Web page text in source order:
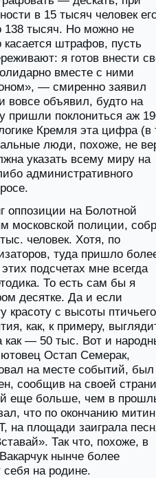
в 15 тысяч человек
138 тысяч. Но можно не
касается штрафов, пусть
я готов внести
вместе с ними
— смиренно заявил
вовсе объявил, будто на
пришли поклониться аж
Кремля эта цифра (в
люди, похоже, не
указать всему миру на
административного
оппозиции на Болотной
московской полиции,
человек. Хотя, по
туда пришло
подсчетах мне всегда
То есть сам бы я
десятке. Да и если
красоту с высоты птичьего
как, к примеру,
как — 50 тыс. Вот и
Остап Семерак,
на месте событий, был
сообщив на своей
еще больше, чем в
что по окончанию
на площади заиграла
Так что, похоже, в
нынче более
себя на родине.